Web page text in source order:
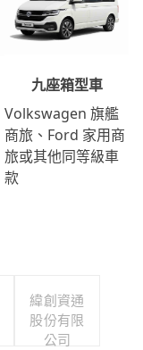
九座箱型車
Volkswagen 旗艦
商旅、Ford 家用商
旅或其他同等級車
款
緯創資通
股份有限
公司